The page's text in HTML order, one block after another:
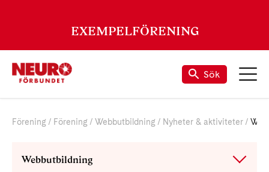
EXEMPELFÖRENING
Sök
Förening Förening Webbutbildning Nyheter & aktiviteter
Webbutbildning